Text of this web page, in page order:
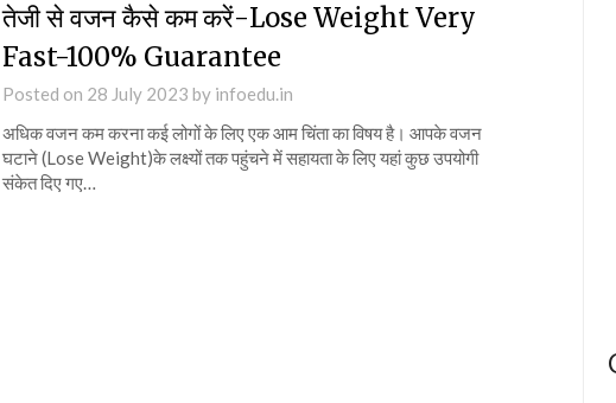
तेजी से वजन कैसे कम करें-Lose Weight Very
Fast-100% Guarantee
Posted on 28 July 2023 by infoedu.in
अधिक वजन कम करना कई लोगों के लिए एक आम चिंता का विषय है। आपके वजन
घटाने (Lose Weight)के लक्ष्यों तक पहुंचने में सहायता के लिए यहां कुछ उपयोगी
संकेत दिए गए…